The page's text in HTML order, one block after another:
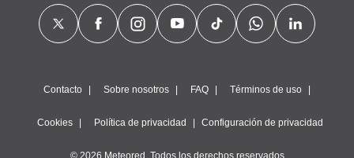
Contacto Sobre nosotros FAQ Términos de uso
Cookies Política de privacidad Configuración de privacidad
© 2026 Meteored. Todos los derechos reservados